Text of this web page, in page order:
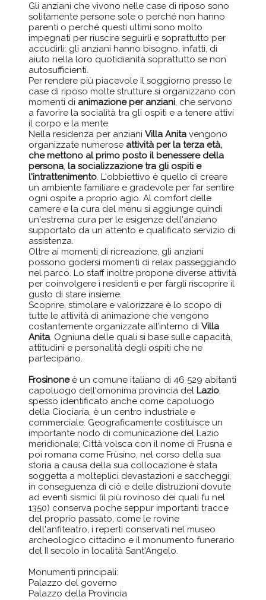
Gli anziani che vivono nelle case di riposo sono
solitamente persone sole o perché non hanno
parenti o perché questi ultimi sono molto
impegnati per riuscire seguirli e soprattutto per
accudirli: gli anziani hanno bisogno, infatti, di
aiuto nella loro quotidianità soprattutto se non
autosufficienti.
Per rendere più piacevole il soggiorno presso le
case di riposo molte strutture si organizzano con
momenti di animazione per anziani, che servono
a favorire la socialità tra gli ospiti e a tenere attivi
il corpo e la mente.
Nella residenza per anzianiVilla Anita vengono
organizzate numerose attività per la terza età,
che mettono al primo posto il benessere della
persona,la socializzazione tra gli ospiti e
l'intrattenimento. L'obbiettivo è quello di creare
un ambiente familiare e gradevole per far sentire
ogni ospite a proprio agio. Al comfort delle
camere e la cura del menu si aggiunge quindi
un'estrema cura per le esigenze dell'anziano
supportato da un attento e qualificato servizio di
assistenza.
Oltre ai momenti di ricreazione, gli anziani
possono godersi momenti di relax passeggiando
nel parco. Lo staff inoltre propone diverse attività
per coinvolgere i residenti e per fargli riscoprire il
gusto di stare insieme.
Scoprire, stimolare e valorizzare è lo scopo di
tutte le attività di animazione che vengono
costantemente organizzate all’interno diVilla
Anita. Ogniuna delle quali si base sulle capacità,
attitudini e personalità degli ospiti che ne
partecipano.
Frosinoneè un comune italiano di 46 529 abitanti
capoluogo dell'omonima provincia del Lazio,
spesso identificato anche come capoluogo
della Ciociaria, è un centro industriale e
commerciale. Geograficamente costituisce un
importante nodo di comunicazione del Lazio
meridionale; Città volsca con il nome di Frusna e
poi romana come Frùsino, nel corso della sua
storia a causa della sua collocazione è stata
soggetta a molteplici devastazioni e saccheggi;
in conseguenza di ciò e delle distruzioni dovute
ad eventi sismici (il più rovinoso dei quali fu nel
1350) conserva poche seppur importanti tracce
del proprio passato, come le rovine
dell'anfiteatro, i reperti conservati nel museo
archeologico cittadino e il monumento funerario
del II secolo in località Sant'Angelo.
Monumenti principali:
Palazzo del governo
Palazzo della Provincia